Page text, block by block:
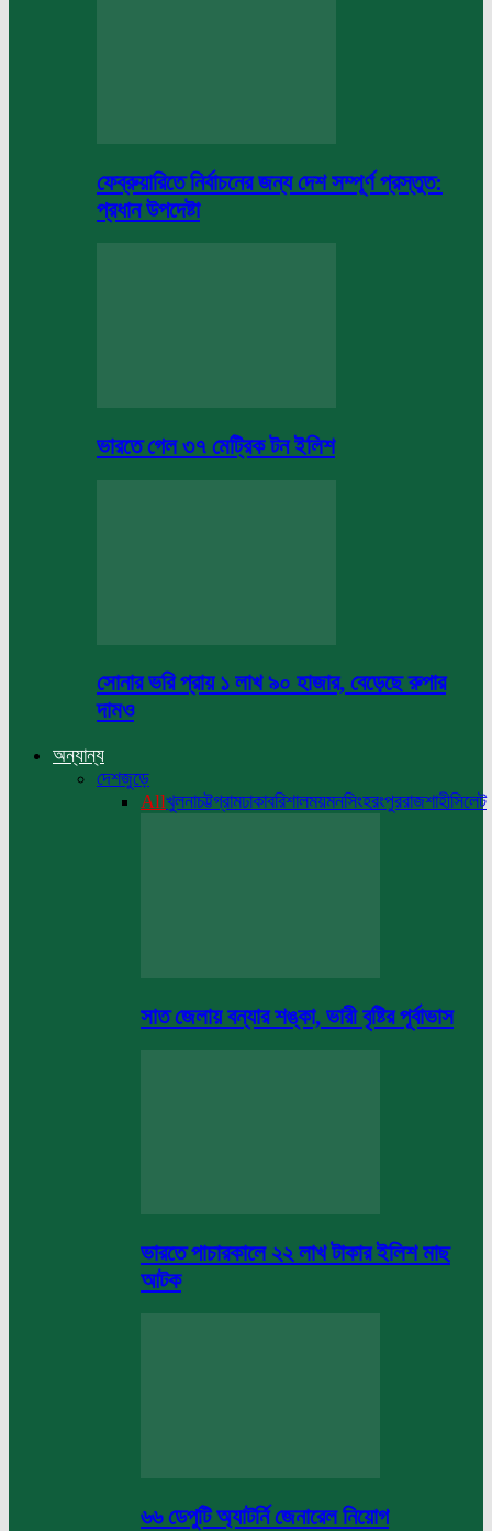
ফেব্রুয়ারিতে নির্বাচনের জন্য দেশ সম্পূর্ণ প্রস্তুত:
প্রধান উপদেষ্টা
ভারতে গেল ৩৭ মেট্রিক টন ইলিশ
সোনার ভরি প্রায় ১ লাখ ৯০ হাজার, বেড়েছে রুপার
দামও
অন্যান্য
দেশজুড়ে
Allখুলনাচট্টগ্রামঢাকাবরিশালময়মনসিংহরংপুররাজশাহীসিলেট
সাত জেলায় বন্যার শঙ্কা, ভারী বৃষ্টির পূর্বাভাস
ভারতে পাচারকালে ২২ লাখ টাকার ইলিশ মাছ
আটক
৬৬ ডেপুটি অ্যাটর্নি জেনারেল নিয়োগ